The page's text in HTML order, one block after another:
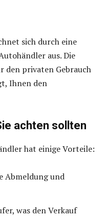
sich durch eine
aus. Die
den privaten Gebrauch
Ihnen den
achten sollten
hat einige Vorteile:
Abmeldung und
was den Verkauf